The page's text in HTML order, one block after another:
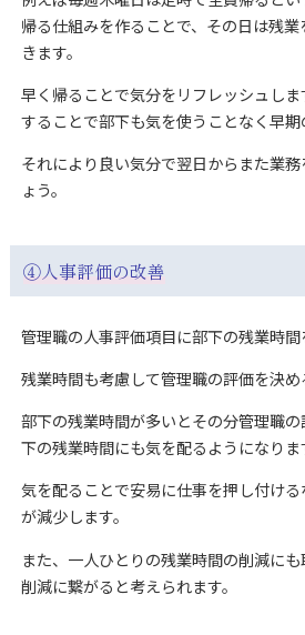
帰る仕組みを作ることで、その日は残
きます。
早く帰ることで気分をリフレッシュし
することで部下も気を使うことなく早期
それにより良い気分で翌日からまた業
ょう。
④人事評価の改善
管理職の人事評価項目に部下の残業時間
残業時間も考慮して管理職の評価を決め
部下の残業時間が多いとその分管理職
下の残業時間にも気を配るようになりま
気を配ることで安易に仕事を押し付け
が減少します。
また、一人ひとりの残業時間の削減に
削減に繋がると考えられます。